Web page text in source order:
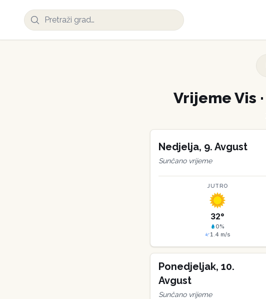
Vrijeme Vis ·
Nedjelja, 9. Avgust
Sunčano vrijeme
JUTRO
32°
0%
1.4 m/s
Ponedjeljak, 10.
Avgust
Sunčano vrijeme